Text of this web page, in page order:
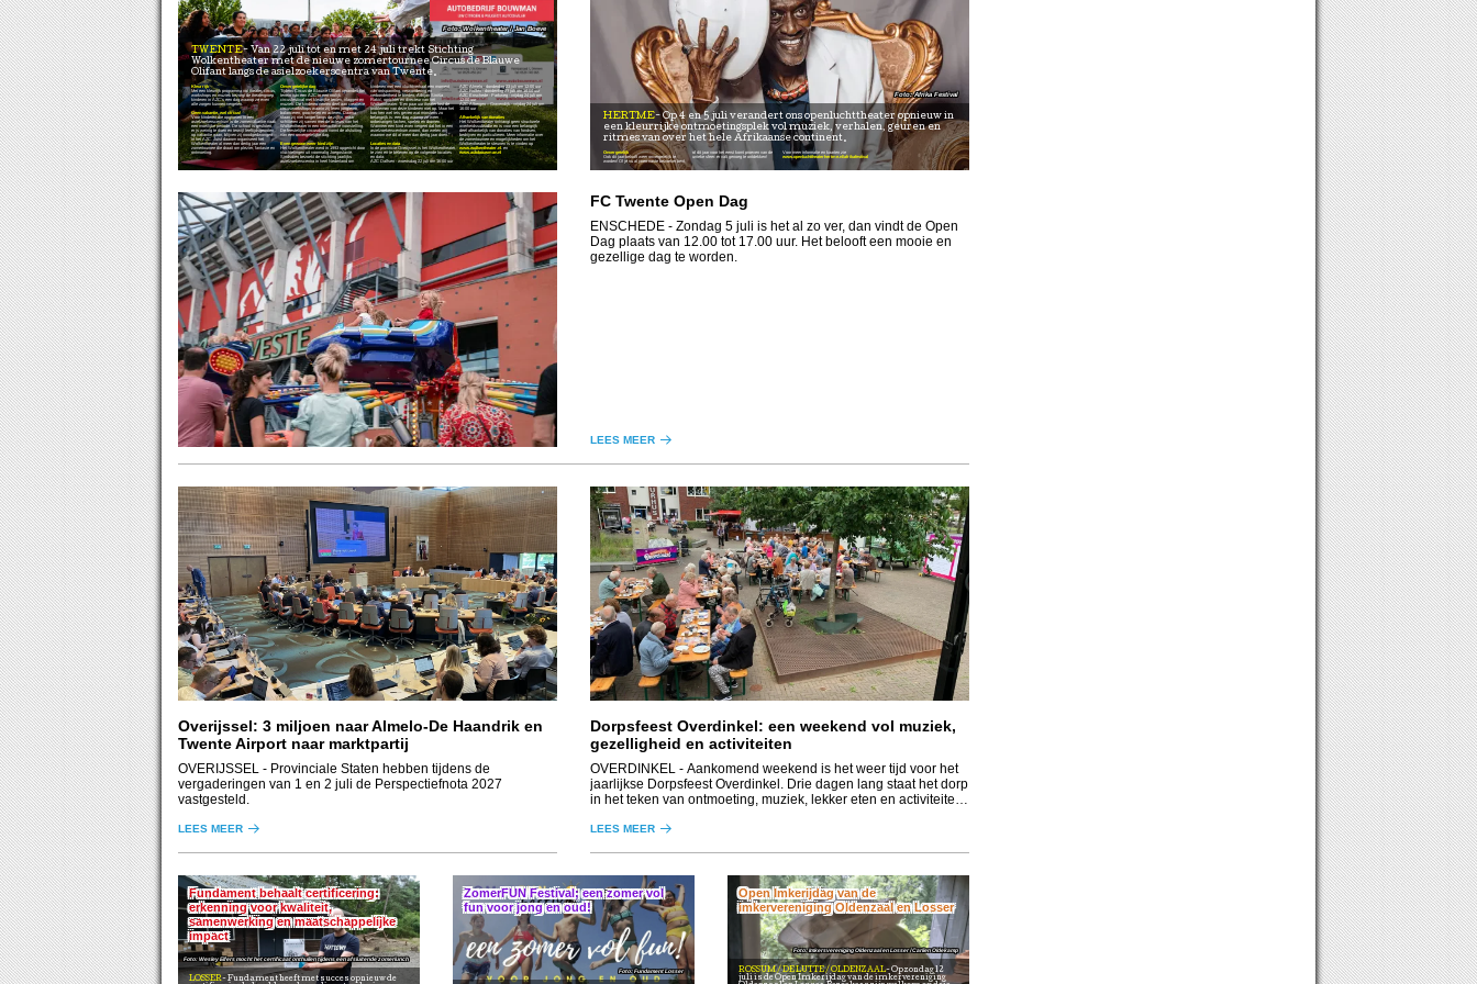
TWENTE Van 22 juli tot en met 24 juli trekt Stichting
Wolkentheater met de nieuwe zomertournee Circus de Blauwe
Olifant langs de asielzoekerscentra van Twente.
Kleurrijk
Met een kleurrijk programma vol theater, circus,
workshops en muziek bezorgt de theatergroep
kinderen in AZC's een dag waarop ze even
alle zorgen kunnen vergeten.
Geen vakantie, wel circus!
Voor kinderen die opgroeien in een
asielzoekerscentrum is de zomervakantie vaak
een moeilijke periode. De school is gesloten,
er is weinig te doen en terwijl leeftijdsgenoten
op vakantie gaan, blijven zij noodgedwongen
in het AZC. Juist daarom organiseert het
Wolkentheater al meer dan dertig jaar een
zomertournee die draait om plezier, fantasie en
ontmoeting.
Onvergetelijke dag
Tijdens Circus de Blauwe Olifant verandert het
terrein van een AZC in een vrolijk
circusfestival met kleurrijke tenten, vlaggen en
muziek. De kinderen nemen deel aan creatieve
circusworkshops waarin zij leren jongleren,
balanceren, goochelen en acteren. Daarna
staan zij niet langer langs de zijlijn, maar
schitteren zij samen met de acteurs van het
Wolkentheater in een interactieve voorstelling.
De feestelijke circusdisco vormt de afsluiting
van een onvergetelijke dag.
Even gewoon weer kind zijn
Het Wolkentheater werd in 1993 opgericht door
vluchtelingen uit voormalig Joegoslavië.
Sindsdien bezoekt de stichting jaarlijks
asielzoekerscentra in heel Nederland om
kinderen met een vluchtverhaal een moment
van ontspanning, verwondering en
verbondenheid te bieden. Adrijan Siniša
Rakić, oprichter en directeur van het
Wolkentheater: "Een paar uur theater lost de
problemen van deze kinderen niet op. Maar het
kan hen wel iets geven wat minstens zo
belangrijk is: een dag waarop ze weer
onbevangen lachen, spelen en dromen.
Wanneer een kind even vergeet dat het in een
asielzoekerscentrum woont, dan weten wij
waarom we dit al meer dan dertig jaar doen."
Locaties en data
In de provincie Overijssel is het Wolkentheater
te zien en te beleven op de volgende locaties
en data:
AZC Dalfsen - woensdag 22 juli om 16:00 uur
AZC Almelo - donderdag 23 juli om 12:00 uur
AZC Holten - donderdag 23 juli om 16:00 uur
AZC Enschede - Parkweg - vrijdag 24 juli om
12:00 uur
AZC Albergen – Gravendijk - vrijdag 24 juli om
16:00 uur
Afhankelijk van donaties
Het Wolkentheater ontvangt geen structurele
overheidssubsidie en is voor een belangrijk
deel afhankelijk van donaties van fondsen,
bedrijven en particulieren. Meer informatie over
de zomertournee en mogelijkheden om het
Wolkentheater te steunen is te vinden op
www.wolkentheater.nl. en
www.autobouwman.nl
Wolkentheater / Jan Boeve
HERTME
een kleurrijke ontmoetingsplek vol muziek, verhalen, geuren en
ritmes van over het hele Afrikaanse continent.
Onvergetelijk
Ook dit jaar belooft weer onvergetelijk te
worden! Of je nu al jaren vaste bezoeker bent,
of dit jaar voor het eerst komt proeven van de
unieke sfeer: er valt genoeg te ontdekken!
Voor meer informatie en kaarten zie
www.openluchttheaterhertme.nl/afrikafestival
Afrika Festival
FC Twente Open Dag
ENSCHEDE - Zondag 5 juli is het al zo ver, dan vindt de Open
Dag plaats van 12.00 tot 17.00 uur. Het belooft een mooie en
gezellige dag te worden.
LEES MEER
Overijssel: 3 miljoen naar Almelo-De Haandrik en
Twente Airport naar marktpartij
OVERIJSSEL - Provinciale Staten hebben tijdens de
vergaderingen van 1 en 2 juli de Perspectiefnota 2027
vastgesteld.
LEES MEER
Dorpsfeest Overdinkel: een weekend vol muziek,
gezelligheid en activiteiten
OVERDINKEL - Aankomend weekend is het weer tijd voor het
jaarlijkse Dorpsfeest Overdinkel. Drie dagen lang staat het dorp
in het teken van ontmoeting, muziek, lekker eten en activiteiten
LEES MEER
Fundament behaalt certificering:
erkenning voor kwaliteit,
samenwerking en maatschappelijke
impact
LOSSER
Wesley Elfers mocht het certificaat onthullen tijdens een afsluitende zomerlunch
ZomerFUN Festival; een zomer vol
fun voor jong en oud!
Fundament Losser
Open Imkerijdag van de
imkervereniging Oldenzaal en Losser
ROSSUM / DE LUTTE / OLDENZAAL
juli is de Open Imkerijdag van de imkervereniging
Imkersvereniging Oldenzaal en Losser / Carlien Oldekamp